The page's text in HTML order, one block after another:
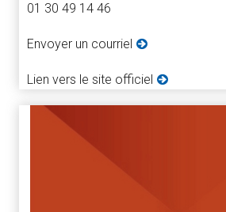
01 30 49 14 46
Envoyer un courriel
Lien vers le site officiel